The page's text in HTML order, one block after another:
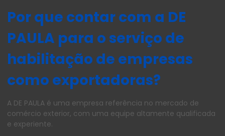
Por que contar com a DE
PAULA para o serviço de
habilitação de empresas
como exportadoras?
A DE PAULA é uma empresa referência no mercado de
comércio exterior, com uma equipe altamente qualificada
e experiente.